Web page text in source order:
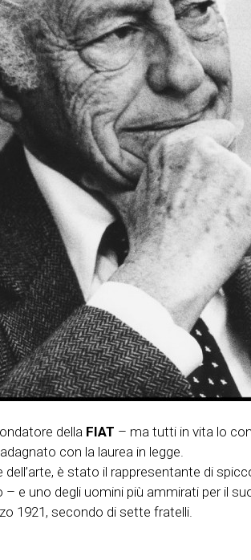
della FIAT – ma tutti in vita lo
con la laurea in legge.
è stato il rappresentante di
e uno degli uomini più ammirati per il
1921, secondo di sette fratelli.